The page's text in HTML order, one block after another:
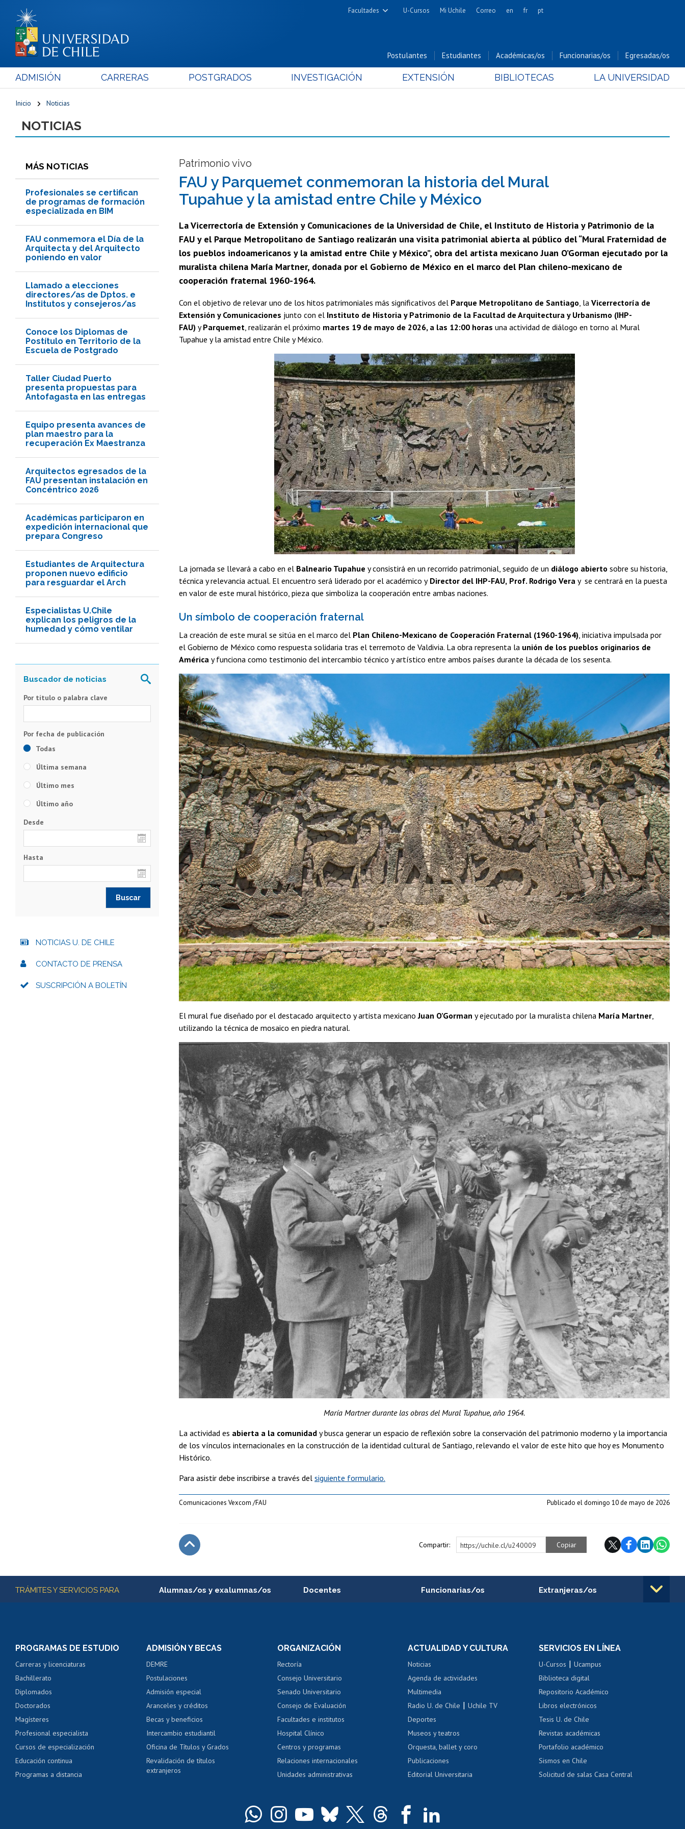
Facultades
Cs. Físicas y Matemáticas
Cs. Forestales y Conservación
Cs. Químicas y Farmacéuticas
Cs. Sociales
Nutrición y Tecnología de
Alimentos
Bachillerato
U-Cursos Mi Uchile Correo en fr pt
Postulantes Estudiantes Académicas/os Funcionarias/os Egresadas/os
ADMISIÓN CARRERAS POSTGRADOS INVESTIGACIÓN EXTENSIÓN BIBLIOTECAS LA UNIVERSIDAD
Inicio Noticias
NOTICIAS
MÁS NOTICIAS
Profesionales se certifican
de programas de formación
especializada en BIM
FAU conmemora el Día de la
Arquitecta y del Arquitecto
poniendo en valor
Llamado a elecciones
directores/as de Dptos. e
Institutos y consejeros/as
Conoce los Diplomas de
Postítulo en Territorio de la
Escuela de Postgrado
Taller Ciudad Puerto
presenta propuestas para
Antofagasta en las entregas
Equipo presenta avances de
plan maestro para la
recuperación Ex Maestranza
Arquitectos egresados de la
FAU presentan instalación en
Concéntrico 2026
Académicas participaron en
expedición internacional que
prepara Congreso
Estudiantes de Arquitectura
proponen nuevo edificio
para resguardar el Arch
Especialistas U.Chile
explican los peligros de la
humedad y cómo ventilar
Patrimonio vivo
FAU y Parquemet conmemoran la historia del Mural
Tupahue y la amistad entre Chile y México
La Vicerrectoría de Extensión y Comunicaciones de la Universidad de Chile, el Instituto de Historia y Patrimonio de la
FAU y el Parque Metropolitano de Santiago realizarán una visita patrimonial abierta al público del “Mural Fraternidad de
los pueblos indoamericanos y la amistad entre Chile y México”, obra del artista mexicano Juan O’Gorman ejecutado por la
muralista chilena María Martner, donada por el Gobierno de México en el marco del Plan chileno-mexicano de
cooperación fraternal 1960-1964.
Con el objetivo de relevar uno de los hitos patrimoniales más significativos del Parque Metropolitano de Santiago , la Vicerrectoría de
Extensión y Comunicaciones junto con el Instituto de Historia y Patrimonio de la Facultad de Arquitectura y Urbanismo (IHP-
FAU) yParquemet , realizarán el próximo martes 19 de mayo de 2026, a las 12:00 horas una actividad de diálogo en torno al Mural
Tupahue y la amistad entre Chile y México.
La jornada se llevará a cabo en el Balneario Tupahue y consistirá en un recorrido patrimonial, seguido de un diálogo abierto sobre su historia,
técnica y relevancia actual. El encuentro será liderado por el académico yDirector del IHP-FAU, Prof. Rodrigo Vera y se centrará en la puesta
en valor de este mural histórico, pieza que simboliza la cooperación entre ambas naciones.
Un símbolo de cooperación fraternal
La creación de este mural se sitúa en el marco del Plan Chileno-Mexicano de Cooperación Fraternal (1960-1964), iniciativa impulsada por
el Gobierno de México como respuesta solidaria tras el terremoto de Valdivia. La obra representa la unión de los pueblos originarios de
América y funciona como testimonio del intercambio técnico y artístico entre ambos países durante la década de los sesenta.
El mural fue diseñado por el destacado arquitecto y artista mexicanoJuan O’Gorman y ejecutado por la muralista chilena María Martner
utilizando la técnica de mosaico en piedra natural.
María Martner durante las obras del Mural Tupahue, año 1964.
La actividad es abierta a la comunidad y busca generar un espacio de reflexión sobre la conservación del patrimonio moderno y la importancia
de los vínculos internacionales en la construcción de la identidad cultural de Santiago, relevando el valor de este hito que hoy es Monumento
Histórico.
Para asistir debe inscribirse a través del siguiente formulario.
Comunicaciones Vexcom /FAU Publicado el domingo 10 de mayo de 2026
Compartir: https://uchile.cl/u240009 Copiar
Por título o palabra clave
Todas
Última semana
Último mes
Último año
Desde
Hasta
NOTICIAS U. DE CHILE
CONTACTO DE PRENSA
SUSCRIPCIÓN A BOLETÍN
Más información
TRÁMITES Y SERVICIOS PARA Alumnas/os y exalumnas/os
Consulta y certificado de notas
Servicio médico y dental
Pago de arancel y crédito alumnos
Pago de arancel y crédito exalumnos
Certificado de títulos y grados
Docentes
Perfeccionamiento
Evaluación docente
Calificación académica
Postulación al AUCAI
Funcionarias/os
Portal de movilidad interna
Certificado de renta
Certificado de renta
Gestión de correo uchile
Extranjeras/os
Movilidad Estudiantil
Cursos de español
Acoso laboral, sexual y violencia
PROGRAMAS DE ESTUDIO
Carreras y licenciaturas
Bachillerato
Diplomados
Doctorados
Magísteres
Profesional especialista
Cursos de especialización
Educación continua
Programas a distancia
ADMISIÓN Y BECAS
DEMRE
Postulaciones
Admisión especial
Aranceles y créditos
Becas y beneficios
Intercambio estudiantil
Oficina de Títulos y Grados
Revalidación de títulos
extranjeros
ORGANIZACIÓN
Rectoría
Consejo Universitario
Senado Universitario
Consejo de Evaluación
Facultades e institutos
Hospital Clínico
Centros y programas
Relaciones internacionales
Unidades administrativas
ACTUALIDAD Y CULTURA
Noticias
Agenda de actividades
Multimedia
Radio U. de Chile |Uchile TV
Deportes
Museos y teatros
Orquesta, ballet y coro
Publicaciones
Editorial Universitaria
SERVICIOS EN LÍNEA
U-Cursos |Ucampus
Biblioteca digital
Repositorio Académico
Libros electrónicos
Tesis U. de Chile
Revistas académicas
Portafolio académico
Sismos en Chile
Solicitud de salas Casa Central